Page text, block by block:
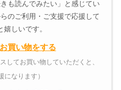
も読んでみたい」と感じてい
のご利用・ご支援で応援して
嬉しいです。
買い物をする
してお買い物していただくと、
になります）